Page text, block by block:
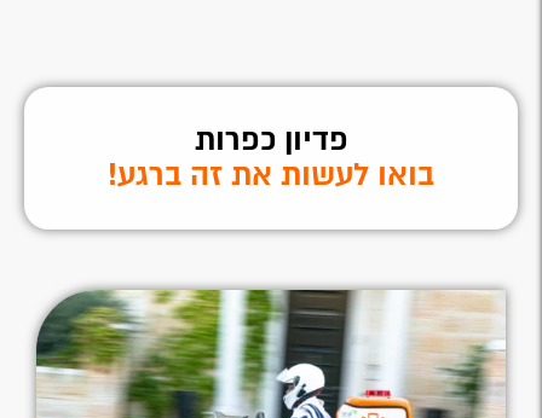
פדיון כפרות
בואו לעשות את זה ברגע!